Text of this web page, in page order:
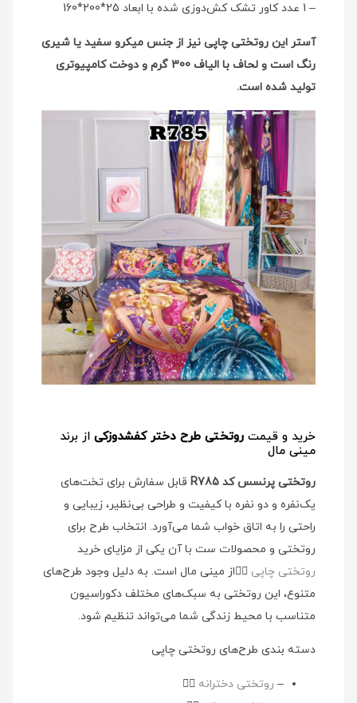
– 1 عدد کاور تشک کش‌دوزی شده با ابعاد 25*200*160
آستر این روتختی چاپی نیز از جنس میکرو سفید یا شیری
رنگ است و لحاف با الیاف 300 گرم و دوخت کامپیوتری
تولید شده است.
خرید و قیمت روتختی طرح دختر کفشدوزکی از برند
مینی مال
روتختی پرنسس کد R785
قابل سفارش برای تخت‌های
یک‌نفره و دو نفره با کیفیت و طراحی بی‌نظیر، زیبایی و
راحتی را به اتاق خواب شما می‌آورد. انتخاب طرح برای
روتختی و محصولات ست با آن یکی از مزایای خرید
روتختی چاپی 👉🏻از مینی مال است. به دلیل وجود طرح‌های
متنوع، این روتختی به سبک‌های مختلف دکوراسیون
متناسب با محیط زندگی شما می‌تواند تنظیم شود.
دسته بندی طرح‌های روتختی چاپی
– روتختی دخترانه 👉🏻